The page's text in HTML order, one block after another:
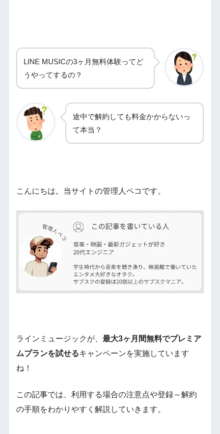
LINE MUSICの3ヶ月無料体験ってど
うやってするの？
途中で解約しても料金かからないっ
て本当？
こんにちは。当サイトの管理人ペコです。
ラインミュージックが、 最大3ヶ月間無料でプレミア
ムプランを試せるキャンペーンを実施しています
ね！
この記事では、利用する場合の注意点や登録～解約
の手順をわかりやすく解説していきます。